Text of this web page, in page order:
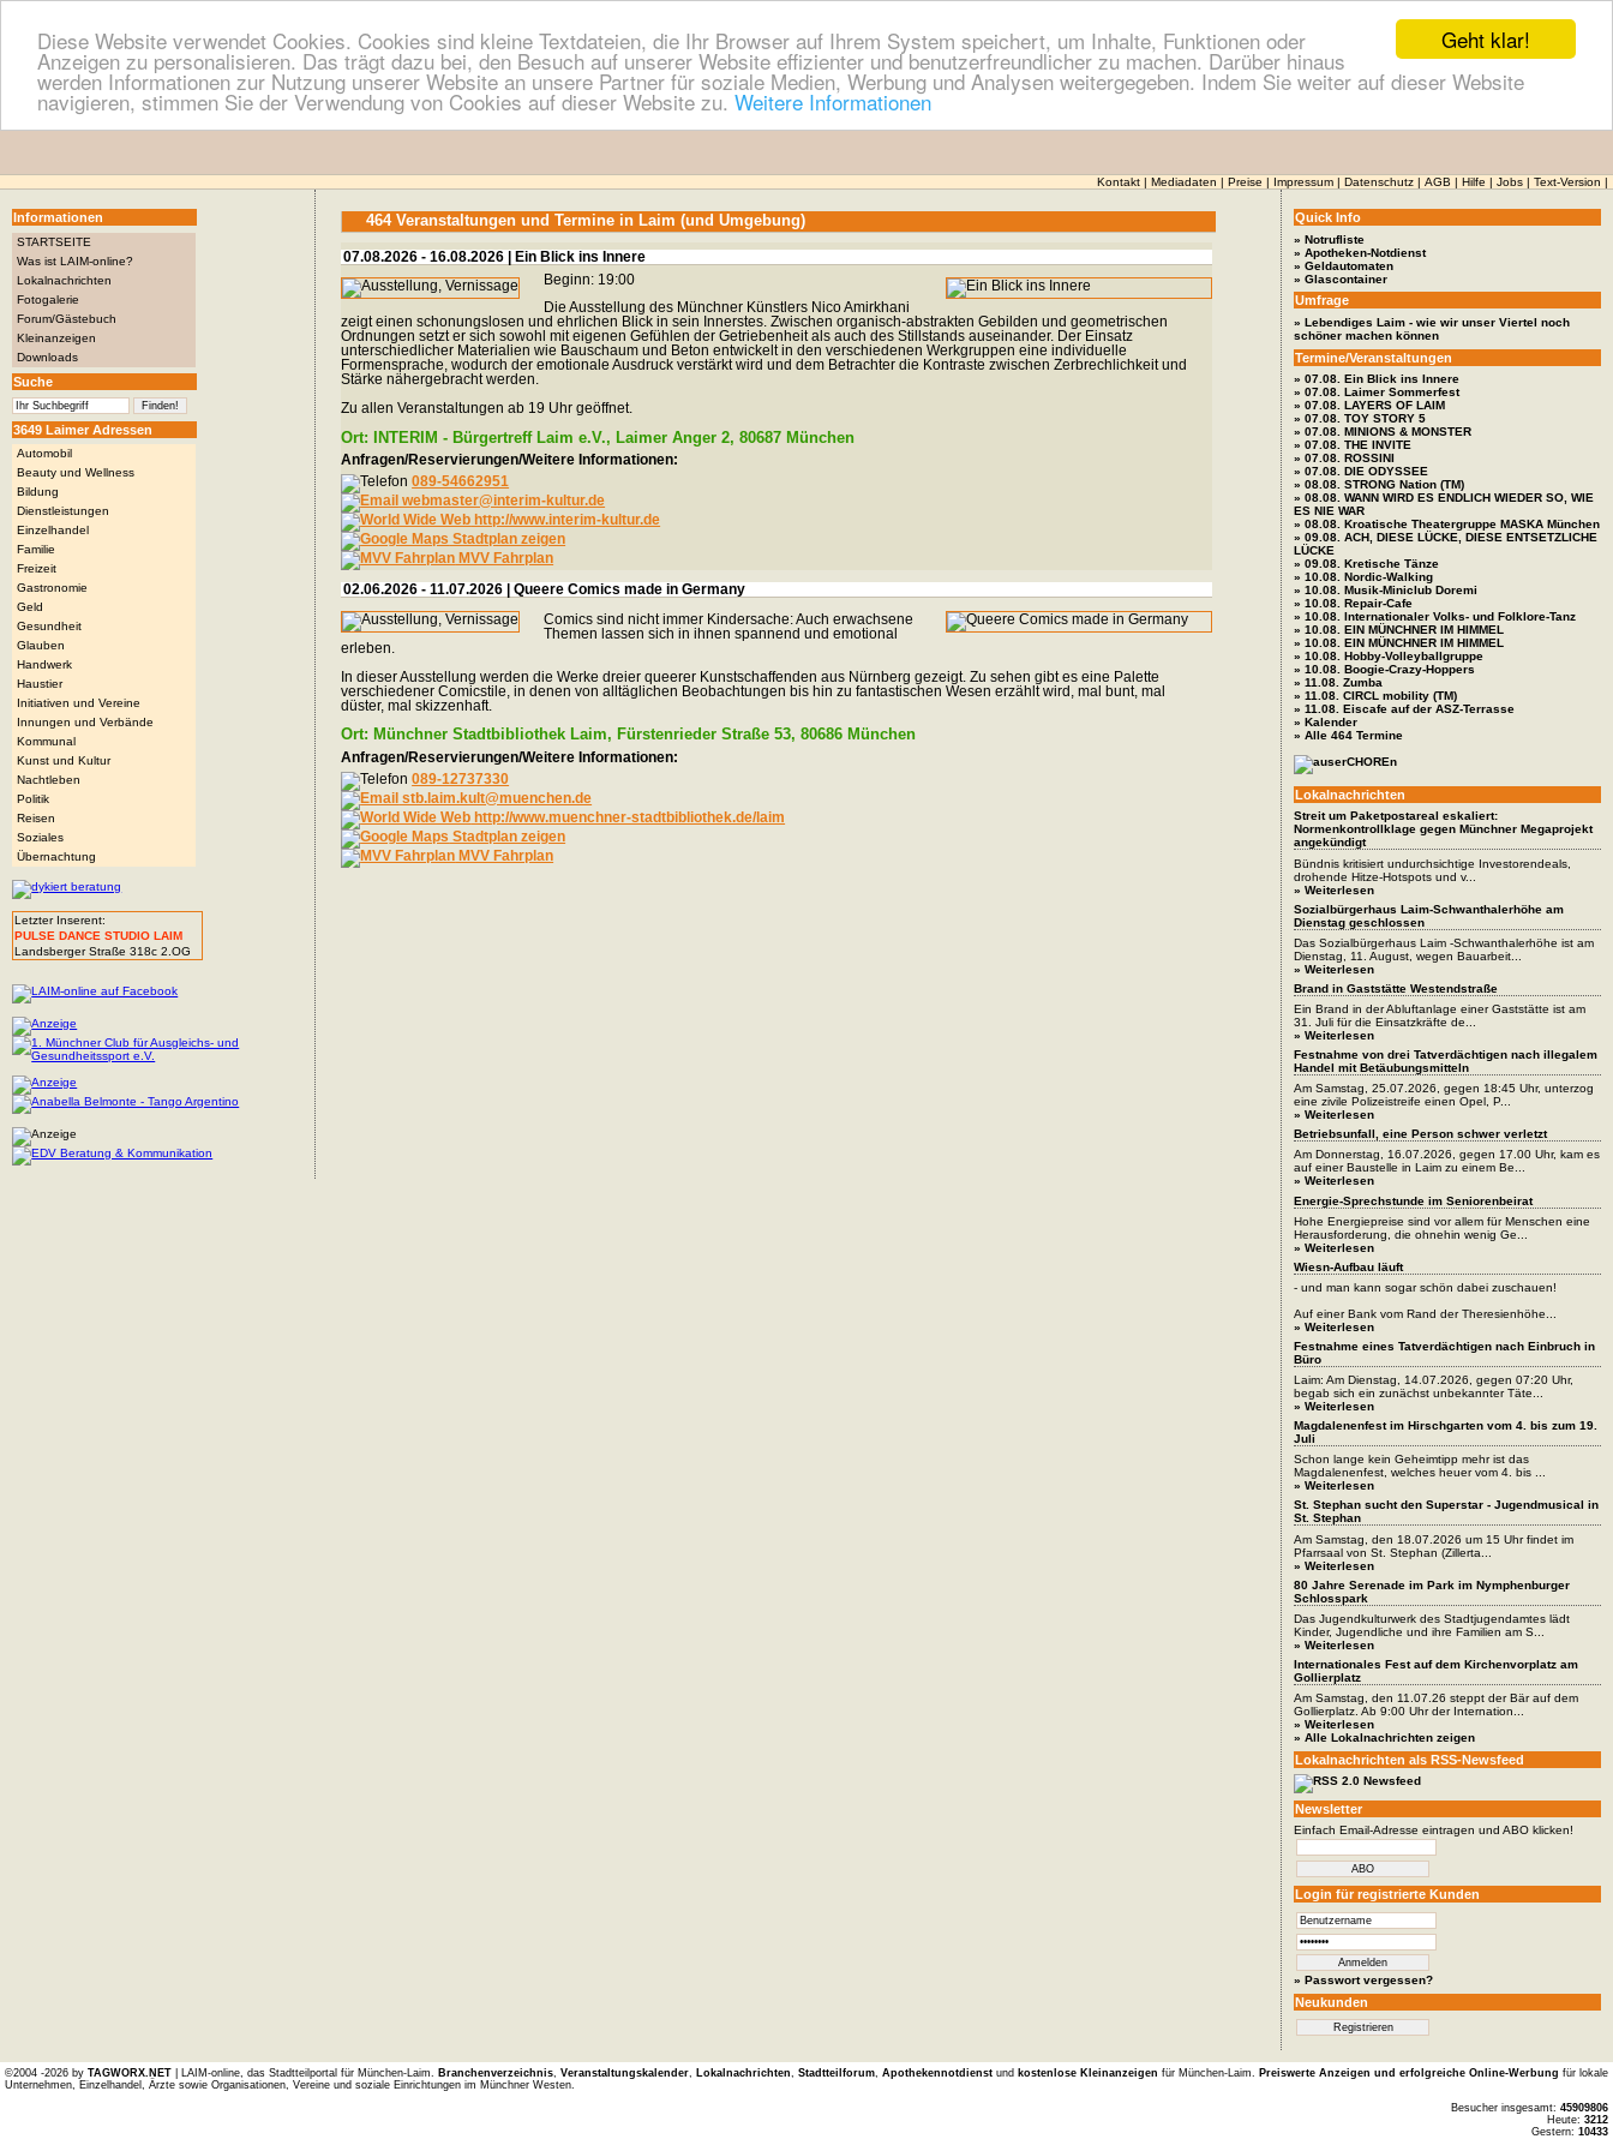
Geht klar!
Diese Website verwendet Cookies. Cookies sind kleine Textdateien, die Ihr Browser auf Ihrem System speichert, um Inhalte, Funktionen oder
Anzeigen zu personalisieren. Das trägt dazu bei, den Besuch auf unserer Website effizienter und benutzerfreundlicher zu machen. Darüber hinaus
werden Informationen zur Nutzung unserer Website an unsere Partner für soziale Medien, Werbung und Analysen weitergegeben. Indem Sie weiter auf dieser Website
navigieren, stimmen Sie der Verwendung von Cookies auf dieser Website zu. Weitere Informationen
Kontakt Mediadaten Preise Impressum Datenschutz AGB Hilfe Jobs Text-Version
Informationen
STARTSEITE
Was ist LAIM-online?
Lokalnachrichten
Fotogalerie
Forum/Gästebuch
Kleinanzeigen
Downloads
Suche
3649 Laimer Adressen
Automobil
Beauty und Wellness
Bildung
Dienstleistungen
Einzelhandel
Familie
Freizeit
Gastronomie
Geld
Gesundheit
Glauben
Handwerk
Haustier
Initiativen und Vereine
Innungen und Verbände
Kommunal
Kunst und Kultur
Nachtleben
Politik
Reisen
Soziales
Übernachtung
Letzter Inserent:
PULSE DANCE STUDIO LAIM
Landsberger Straße 318c 2.OG
464 Veranstaltungen und Termine in Laim (und Umgebung)
07.08.2026 - 16.08.2026 | Ein Blick ins Innere
Beginn: 19:00
Die Ausstellung des Münchner Künstlers Nico Amirkhani
zeigt einen schonungslosen und ehrlichen Blick in sein Innerstes. Zwischen organisch-abstrakten Gebilden und geometrischen
Ordnungen setzt er sich sowohl mit eigenen Gefühlen der Getriebenheit als auch des Stillstands auseinander. Der Einsatz
unterschiedlicher Materialien wie Bauschaum und Beton entwickelt in den verschiedenen Werkgruppen eine individuelle
Formensprache, wodurch der emotionale Ausdruck verstärkt wird und dem Betrachter die Kontraste zwischen Zerbrechlichkeit und
Stärke nähergebracht werden.
Zu allen Veranstaltungen ab 19 Uhr geöffnet.
Ort: INTERIM - Bürgertreff Laim e.V., Laimer Anger 2, 80687 München
Anfragen/Reservierungen/Weitere Informationen:
089-54662951
webmaster@interim-kultur.de
http://www.interim-kultur.de
Stadtplan zeigen
MVV Fahrplan
02.06.2026 - 11.07.2026 | Queere Comics made in Germany
Comics sind nicht immer Kindersache: Auch erwachsene
Themen lassen sich in ihnen spannend und emotional
erleben.
In dieser Ausstellung werden die Werke dreier queerer Kunstschaffenden aus Nürnberg gezeigt. Zu sehen gibt es eine Palette
verschiedener Comicstile, in denen von alltäglichen Beobachtungen bis hin zu fantastischen Wesen erzählt wird, mal bunt, mal
düster, mal skizzenhaft.
Ort: Münchner Stadtbibliothek Laim, Fürstenrieder Straße 53, 80686 München
Anfragen/Reservierungen/Weitere Informationen:
089-12737330
stb.laim.kult@muenchen.de
http://www.muenchner-stadtbibliothek.de/laim
Stadtplan zeigen
MVV Fahrplan
Quick Info
» Notrufliste
» Apotheken-Notdienst
» Geldautomaten
» Glascontainer
Umfrage
» Lebendiges Laim - wie wir unser Viertel noch
schöner machen können
Termine/Veranstaltungen
» 07.08. Ein Blick ins Innere
» 07.08. Laimer Sommerfest
» 07.08. LAYERS OF LAIM
» 07.08. TOY STORY 5
» 07.08. MINIONS & MONSTER
» 07.08. THE INVITE
» 07.08. ROSSINI
» 07.08. DIE ODYSSEE
» 08.08. STRONG Nation (TM)
» 08.08. WANN WIRD ES ENDLICH WIEDER SO, WIE
ES NIE WAR
» 08.08. Kroatische Theatergruppe MASKA München
» 09.08. ACH, DIESE LÜCKE, DIESE ENTSETZLICHE
LÜCKE
» 09.08. Kretische Tänze
» 10.08. Nordic-Walking
» 10.08. Musik-Miniclub Doremi
» 10.08. Repair-Cafe
» 10.08. Internationaler Volks- und Folklore-Tanz
» 10.08. EIN MÜNCHNER IM HIMMEL
» 10.08. EIN MÜNCHNER IM HIMMEL
» 10.08. Hobby-Volleyballgruppe
» 10.08. Boogie-Crazy-Hoppers
» 11.08. Zumba
» 11.08. CIRCL mobility (TM)
» 11.08. Eiscafe auf der ASZ-Terrasse
» Kalender
» Alle 464 Termine
Lokalnachrichten
Streit um Paketpostareal eskaliert:
Normenkontrollklage gegen Münchner Megaprojekt
angekündigt
Bündnis kritisiert undurchsichtige Investorendeals,
drohende Hitze-Hotspots und v...
» Weiterlesen
Sozialbürgerhaus Laim-Schwanthalerhöhe am
Dienstag geschlossen
Das Sozialbürgerhaus Laim -Schwanthalerhöhe ist am
Dienstag, 11. August, wegen Bauarbeit...
» Weiterlesen
Brand in Gaststätte Westendstraße
Ein Brand in der Abluftanlage einer Gaststätte ist am
31. Juli für die Einsatzkräfte de...
» Weiterlesen
Festnahme von drei Tatverdächtigen nach illegalem
Handel mit Betäubungsmitteln
Am Samstag, 25.07.2026, gegen 18:45 Uhr, unterzog
eine zivile Polizeistreife einen Opel, P...
» Weiterlesen
Betriebsunfall, eine Person schwer verletzt
Am Donnerstag, 16.07.2026, gegen 17.00 Uhr, kam es
auf einer Baustelle in Laim zu einem Be...
» Weiterlesen
Energie-Sprechstunde im Seniorenbeirat
Hohe Energiepreise sind vor allem für Menschen eine
Herausforderung, die ohnehin wenig Ge...
» Weiterlesen
Wiesn-Aufbau läuft
- und man kann sogar schön dabei zuschauen!
Auf einer Bank vom Rand der Theresienhöhe...
» Weiterlesen
Festnahme eines Tatverdächtigen nach Einbruch in
Büro
Laim: Am Dienstag, 14.07.2026, gegen 07:20 Uhr,
begab sich ein zunächst unbekannter Täte...
» Weiterlesen
Magdalenenfest im Hirschgarten vom 4. bis zum 19.
Juli
Schon lange kein Geheimtipp mehr ist das
Magdalenenfest, welches heuer vom 4. bis ...
» Weiterlesen
St. Stephan sucht den Superstar - Jugendmusical in
St. Stephan
Am Samstag, den 18.07.2026 um 15 Uhr findet im
Pfarrsaal von St. Stephan (Zillerta...
» Weiterlesen
80 Jahre Serenade im Park im Nymphenburger
Schlosspark
Das Jugendkulturwerk des Stadtjugendamtes lädt
Kinder, Jugendliche und ihre Familien am S...
» Weiterlesen
Internationales Fest auf dem Kirchenvorplatz am
Gollierplatz
Am Samstag, den 11.07.26 steppt der Bär auf dem
Gollierplatz. Ab 9:00 Uhr der Internation...
» Weiterlesen
» Alle Lokalnachrichten zeigen
Lokalnachrichten als RSS-Newsfeed
Newsletter
Einfach Email-Adresse eintragen und ABO klicken!
Login für registrierte Kunden
» Passwort vergessen?
Neukunden
©2004 -2026 by TAGWORX.NET| LAIM-online, das Stadtteilportal für München-Laim. Branchenverzeichnis, Veranstaltungskalender, Lokalnachrichten Stadtteilforum, Apothekennotdienstund kostenlose Kleinanzeigen für München-Laim. Preiswerte Anzeigen und erfolgreiche Online-Werbung für lokale
Unternehmen, Einzelhandel, Ärzte sowie Organisationen, Vereine und soziale Einrichtungen im Münchner Westen.
Besucher insgesamt:45909806
Heute:3212
Gestern:10433